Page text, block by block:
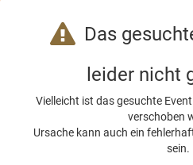
Das
leider nicht
Vielleicht ist das gesuchte
verschoben
Ursache kann auch ein
sein.